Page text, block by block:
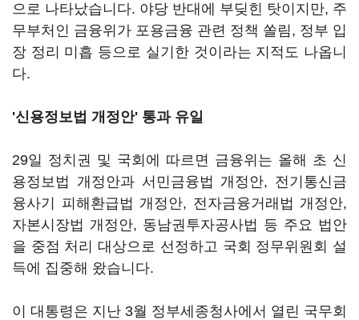
으로 나타났습니다. 야당 반대에 부딪힌 탓이지만, 주
무부처인 금융위가 포용금융 관련 정책 쏠림, 정부 입
장 정리 미흡 등으로 실기한 것이라는 지적도 나옵니
다.
'신용정보법 개정안' 통과 유일
29일 정치권 및 국회에 따르면 금융위는 올해 초 신
용정보법 개정안과 서민금융법 개정안, 전기통신금
융사기 피해환급법 개정안, 전자금융거래법 개정안,
자본시장법 개정안, 동남권투자공사법 등 주요 법안
을 중점 처리 대상으로 선정하고 국회 정무위원회 설
득에 집중해 왔습니다.
이 대통령은 지난 3월 정부세종청사에서 열린 국무회